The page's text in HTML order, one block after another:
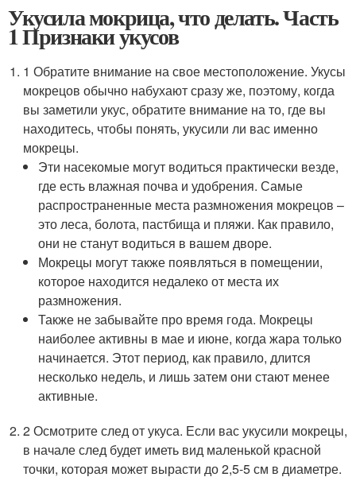
Укусила мокрица, что делать. Часть
1 Признаки укусов
1 Обратите внимание на свое местоположение. Укусы
мокрецов обычно набухают сразу же, поэтому, когда
вы заметили укус, обратите внимание на то, где вы
находитесь, чтобы понять, укусили ли вас именно
мокрецы.
Эти насекомые могут водиться практически везде,
где есть влажная почва и удобрения. Самые
распространенные места размножения мокрецов –
это леса, болота, пастбища и пляжи. Как правило,
они не станут водиться в вашем дворе.
Мокрецы могут также появляться в помещении,
которое находится недалеко от места их
размножения.
Также не забывайте про время года. Мокрецы
наиболее активны в мае и июне, когда жара только
начинается. Этот период, как правило, длится
несколько недель, и лишь затем они стают менее
активные.
2 Осмотрите след от укуса. Если вас укусили мокрецы,
в начале след будет иметь вид маленькой красной
точки, которая может вырасти до 2,5-5 см в диаметре.